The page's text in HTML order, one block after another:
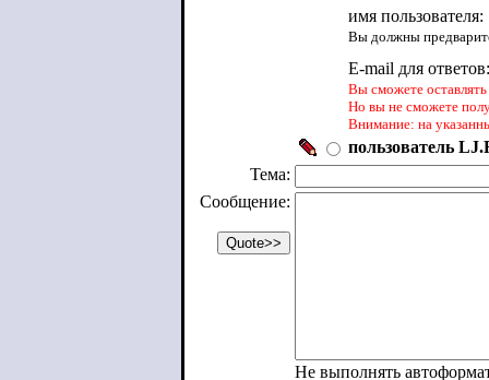
имя пользователя:
Вы должны
E-mail для
Вы сможете
Но вы не сможете
Внимание: на
пользователь
Тема:
Сообщение:
Не выполнять